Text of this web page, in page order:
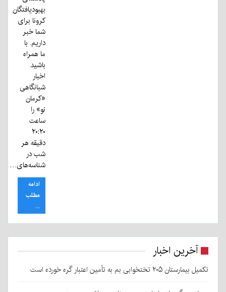
بهبودیافتگان
کرونا برای
شما خبر
داریم. با
ما همراه
باشید.
اخبار
شبانگاهی
«کرمان
نو» را
ساعت
۲۰:۲۰
دقیقه هر
شب در
شناسه‌های…
ادامه
مطلب
...
آخرین اخبار
تکمیل بیمارستان ۲۰۵ تختخوابی بم به تأمین اعتبار گره خورده است